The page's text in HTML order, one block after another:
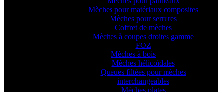
Mèches pour matériaux composites
Mèches pour serrures
Coffret de mèches
Mèches à coupes droites gamme
FOZ
Mèches à bois
Mèches hélicoïdales
Queues filtées pour mèches
interchangeables
Mèches plates